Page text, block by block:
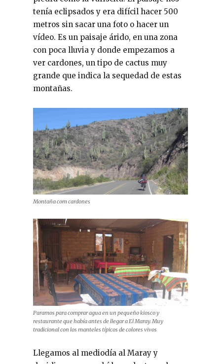
tenía eclipsados y era difícil hacer 500
metros sin sacar una foto o hacer un
vídeo. Es un paisaje árido, en una zona
con poca lluvia y donde empezamos a
ver cardones, un tipo de cactus muy
grande que indica la sequedad de estas
montañas.
Montaña com cardones
Paramos para comprar agua en un pequeño kiosco y
restaurante que había antes de llegar a El Maray. Muy
tradicional con los manteles típicos de colores vivos
Llegamos al mediodía al Maray y